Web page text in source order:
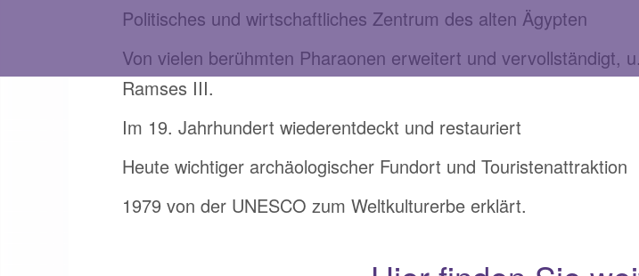
Politisches und wirtschaftliches Zentrum des alten Ägypten
Von vielen berühmten Pharaonen erweitert und vervollständigt,
Ramses III.
Im 19. Jahrhundert wiederentdeckt und restauriert
Heute wichtiger archäologischer Fundort und Touristenattraktion
1979 von der UNESCO zum Weltkulturerbe erklärt.